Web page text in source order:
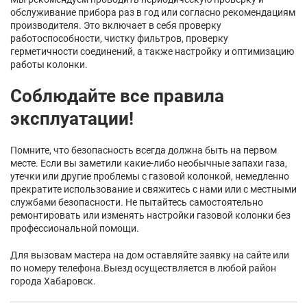
обслуживание прибора раз в год или согласно рекомендациям
производителя. Это включает в себя проверку
работоспособности, чистку фильтров, проверку
герметичности соединений, а также настройку и оптимизацию
работы колонки.
Соблюдайте все правила
эксплуатации!
Помните, что безопасность всегда должна быть на первом
месте. Если вы заметили какие-либо необычные запахи газа,
утечки или другие проблемы с газовой колонкой, немедленно
прекратите использование и свяжитесь с нами или с местными
службами безопасности. Не пытайтесь самостоятельно
ремонтировать или изменять настройки газовой колонки без
профессиональной помощи.
Для вызовам мастера на дом оставляйте заявку на сайте или
по номеру телефона.Выезд осуществляется в любой район
города Хабаровск.